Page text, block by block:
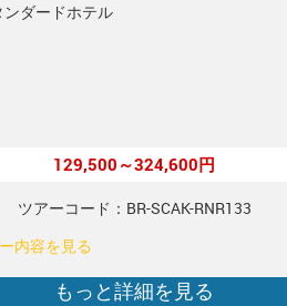
ダードホテル
129,500～324,600円
ツアーコード：BR-SCAK-RNR133
内容を見る
もっと詳細を見る